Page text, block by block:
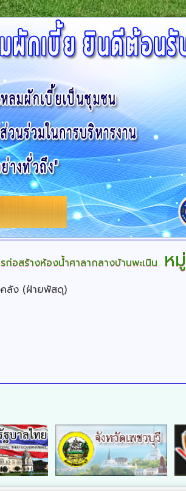
ก่อสร้างห้องน้ำศาลากลางบ้านพะเนิน ห
ลัง (ฝ่ายพัสดุ)